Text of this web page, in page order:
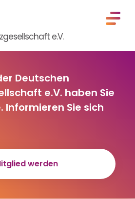
e.V.
Deutschen
e.V. haben Sie
Informieren Sie sich
werden